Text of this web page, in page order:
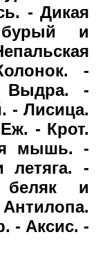
- Дикая
и
-
Выдра. -
- Лисица.
- Крот.
мышь. -
летяга. -
и
- Аксис. -